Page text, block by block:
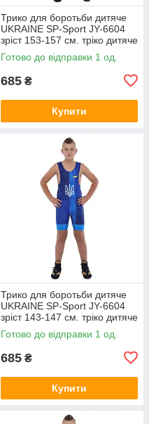
Трико для боротьби дитяче
UKRAINE SP-Sport JY-6604
зріст 153-157 см. тріко дитяче
червоне
Готово до відправки 1 од.
685 ₴
Купити
Трико для боротьби дитяче
UKRAINE SP-Sport JY-6604
зріст 143-147 см. тріко дитяче
синє
Готово до відправки 1 од.
685 ₴
Купити